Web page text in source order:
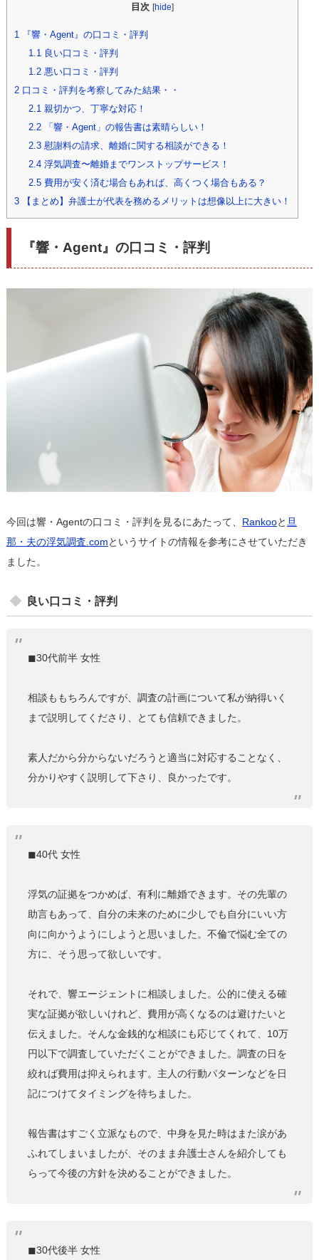
目次 [hide]
1『響・Agent』の口コミ・評判
1.1良い口コミ・評判
1.2悪い口コミ・評判
2口コミ・評判を考察してみた結果・・
2.1親切かつ、丁寧な対応！
2.2「響・Agent」の報告書は素晴らしい！
2.3慰謝料の請求、離婚に関する相談ができる！
2.4浮気調査〜離婚までワンストップサービス！
2.5費用が安く済む場合もあれば、高くつく場合もある？
3【まとめ】弁護士が代表を務めるメリットは想像以上に大きい！
『響・Agent』の口コミ・評判
今回は響・Agentの口コミ・評判を見るにあたって、 Rankooと 旦
那・夫の浮気調査.comというサイトの情報を参考にさせていただき
ました。
良い口コミ・評判
◼︎30代前半 女性
相談ももちろんですが、調査の計画について私が納得いく
まで説明してくださり、とても信頼できました。
素人だから分からないだろうと適当に対応することなく、
分かりやすく説明して下さり、良かったです。
◼︎40代 女性
浮気の証拠をつかめば、有利に離婚できます。その先輩の
助言もあって、自分の未来のために少しでも自分にいい方
向に向かうようにしようと思いました。不倫で悩む全ての
方に、そう思って欲しいです。
それで、響エージェントに相談しました。公的に使える確
実な証拠が欲しいけれど、費用が高くなるのは避けたいと
伝えました。そんな金銭的な相談にも応じてくれて、10万
円以下で調査していただくことができました。調査の日を
絞れば費用は抑えられます。主人の行動パターンなどを日
記につけてタイミングを待ちました。
報告書はすごく立派なもので、中身を見た時はまた涙があ
ふれてしまいましたが、そのまま弁護士さんを紹介しても
らって今後の方針を決めることができました。
◼︎30代後半 女性